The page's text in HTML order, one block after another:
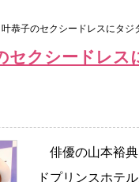
叶恭子のセクシードレスにタ
セクシードレ
俳優の山本裕典
ドプリンスホテ